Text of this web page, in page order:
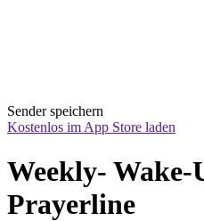
Sender speichern
Kostenlos im App Store laden
Weekly- Wake-
Prayerline